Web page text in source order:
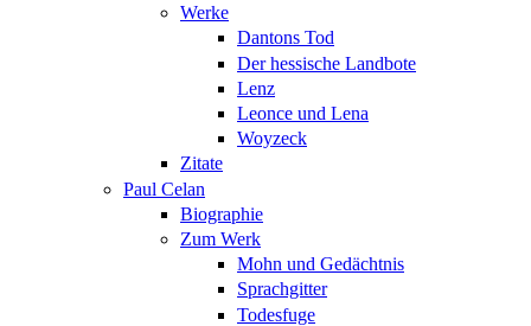
Werke
Dantons Tod
Der hessische Landbote
Lenz
Leonce und Lena
Woyzeck
Zitate
Paul Celan
Biographie
Zum Werk
Mohn und Gedächtnis
Sprachgitter
Todesfuge